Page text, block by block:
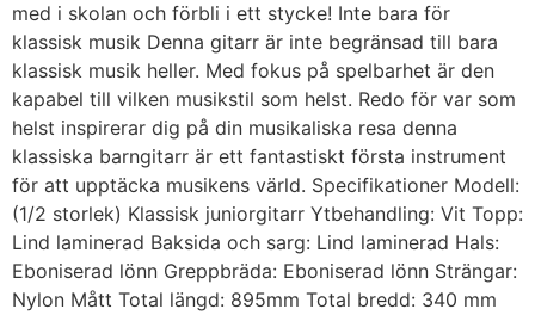
med i skolan och förbli i ett stycke! Inte bara för
klassisk musik Denna gitarr är inte begränsad till bara
klassisk musik heller. Med fokus på spelbarhet är den
kapabel till vilken musikstil som helst. Redo för var som
helst inspirerar dig på din musikaliska resa denna
klassiska barngitarr är ett fantastiskt första instrument
för att upptäcka musikens värld. Specifikationer Modell:
(1/2 storlek) Klassisk juniorgitarr Ytbehandling: Vit Topp:
Lind laminerad Baksida och sarg: Lind laminerad Hals:
Eboniserad lönn Greppbräda: Eboniserad lönn Strängar:
Nylon Mått Total längd: 895mm Total bredd: 340 mm